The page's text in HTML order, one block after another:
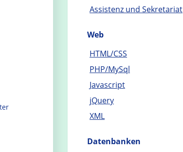
Assistenz und Sekretariat
Web
HTML/CSS
PHP/MySql
Javascript
jQuery
XML
Datenbanken